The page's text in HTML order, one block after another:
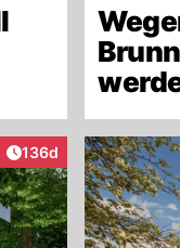
Artikel veröffentlicht:
136d